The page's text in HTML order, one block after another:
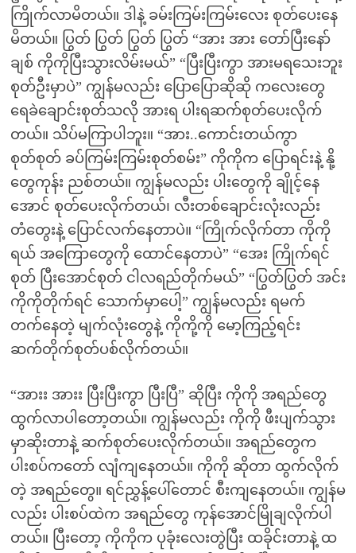
ကြိုက်လာမိတယ်။ ဒါနဲ့ ခမ်းကြမ်းကြမ်းလေး စုတ်ပေးနေ
မိတယ်။ ပြွတ် ပြွတ် ပြွတ် ပြွတ် “အား အား တော်ပြီးနော်
ချစ် ကိုကိုပြီးသွားလိမ်းမယ်” “ပြီးပြီးကွာ အားမရသေးဘူး
စုတ်ဦးမှာပဲ” ကျွန်မလည်း ပြောပြောဆိုဆို ကလေးတွေ
ရေခဲချောင်းစုတ်သလို အားရ ပါးရဆက်စုတ်ပေးလိုက်
တယ်။ သိပ်မကြာပါဘူး။ “အား..ကောင်းတယ်ကွာ
စုတ်စုတ် ခပ်ကြမ်းကြမ်းစုတ်စမ်း” ကိုကိုက ပြောရင်းနဲ့ နို့
တွေကုန်း ညစ်တယ်။ ကျွန်မလည်း ပါးတွေကို ချိုင့်နေ
အောင် စုတ်ပေးလိုက်တယ်၊ လီးတစ်ချောင်းလုံးလည်း
တံတွေးနဲ့ ပြောင်လက်နေတာပဲ။ “ကြိုက်လိုက်တာ ကိုကို
ရယ် အကြောတွေကို ထောင်နေတာပဲ” “အေး ကြိုက်ရင်
စုတ် ပြီးအောင်စုတ် ငါလရည်တိုက်မယ်” “ပြွတ်ပြွတ် အင်း
ကိုကိုတိုက်ရင် သောက်မှာပေါ့” ကျွန်မလည်း ရမက်
တက်နေတဲ့ မျက်လုံးတွေနဲ့ ကိုကို့ကို မော့ကြည့်ရင်း
ဆက်တိုက်စုတ်ပစ်လိုက်တယ်။
“အားး အားး ပြီးပြီးကွာ ပြီးပြီ” ဆိုပြီး ကိုကို အရည်တွေ
ထွက်လာပါတော့တယ်။ ကျွန်မလည်း ကိုကို ဖီးပျက်သွား
မှာဆိုးတာနဲ့ ဆက်စုတ်ပေးလိုက်တယ်။ အရည်တွေက
ပါးစပ်ကတော် လျံကျနေတယ်။ ကိုကို ဆိုတာ ထွက်လိုက်
တဲ့ အရည်တွေ။ ရင်ညွှန့်ပေါ်တောင် စီးကျနေတယ်။ ကျွန်မ
လည်း ပါးစပ်ထဲက အရည်တွေ ကုန်အောင်မြိုချလိုက်ပါ
တယ်။ ပြီးတော့ ကိုကိုက ပုခုံးလေးတွဲပြီး ထခိုင်းတာနဲ့ ထ